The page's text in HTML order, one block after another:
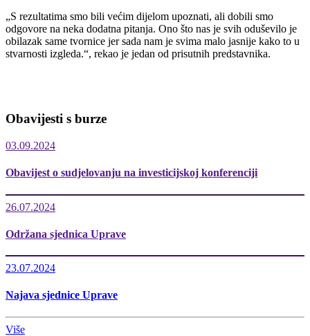
„S rezultatima smo bili većim dijelom upoznati, ali dobili smo
odgovore na neka dodatna pitanja. Ono što nas je svih oduševilo je
obilazak same tvornice jer sada nam je svima malo jasnije kako to u
stvarnosti izgleda.“, rekao je jedan od prisutnih predstavnika.
Obavijesti s burze
03.09.2024
Obavijest o sudjelovanju na investicijskoj konferenciji
26.07.2024
Održana sjednica Uprave
23.07.2024
Najava sjednice Uprave
Više